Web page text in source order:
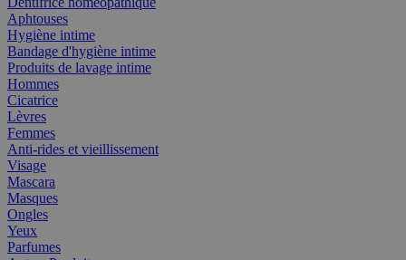
Aphtouses
Hygiène intime
Bandage d'hygiène intime
Produits de lavage intime
Hommes
Cicatrice
Lèvres
Femmes
Anti-rides et vieillissement
Visage
Mascara
Masques
Ongles
Yeux
Parfumes